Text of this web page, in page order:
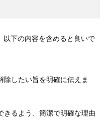
以下の内容を含めると良いで
除したい旨を明確に伝えま
きるよう、簡潔で明確な理由